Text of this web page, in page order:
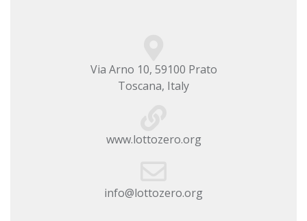
Via Arno 10, 59100 Prato
Toscana, Italy
www.lottozero.org
info@lottozero.org